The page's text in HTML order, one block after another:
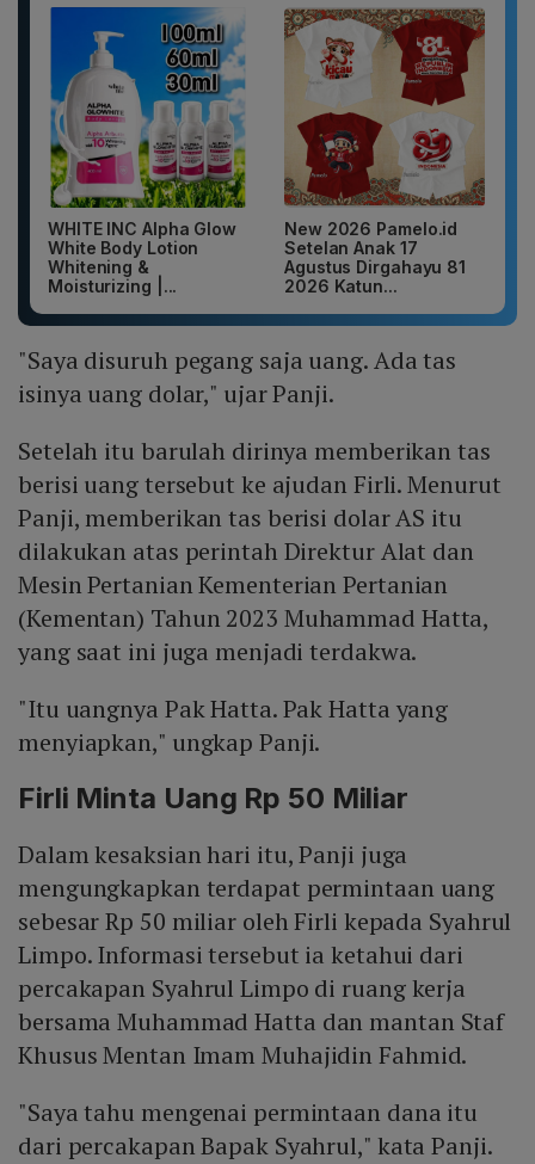
WHITE INC Alpha Glow
White Body Lotion
Whitening &
Moisturizing |...
New 2026 Pamelo.id
Setelan Anak 17
Agustus Dirgahayu 81
2026 Katun...
"Saya disuruh pegang saja uang. Ada tas
isinya uang dolar," ujar Panji.
Setelah itu barulah dirinya memberikan tas
berisi uang tersebut ke ajudan Firli. Menurut
Panji, memberikan tas berisi dolar AS itu
dilakukan atas perintah Direktur Alat dan
Mesin Pertanian Kementerian Pertanian
(Kementan) Tahun 2023 Muhammad Hatta,
yang saat ini juga menjadi terdakwa.
"Itu uangnya Pak Hatta. Pak Hatta yang
menyiapkan," ungkap Panji.
Firli Minta Uang Rp 50 Miliar
Dalam kesaksian hari itu, Panji juga
mengungkapkan terdapat permintaan uang
sebesar Rp 50 miliar oleh Firli kepada Syahrul
Limpo. Informasi tersebut ia ketahui dari
percakapan Syahrul Limpo di ruang kerja
bersama Muhammad Hatta dan mantan Staf
Khusus Mentan Imam Muhajidin Fahmid.
"Saya tahu mengenai permintaan dana itu
dari percakapan Bapak Syahrul," kata Panji.